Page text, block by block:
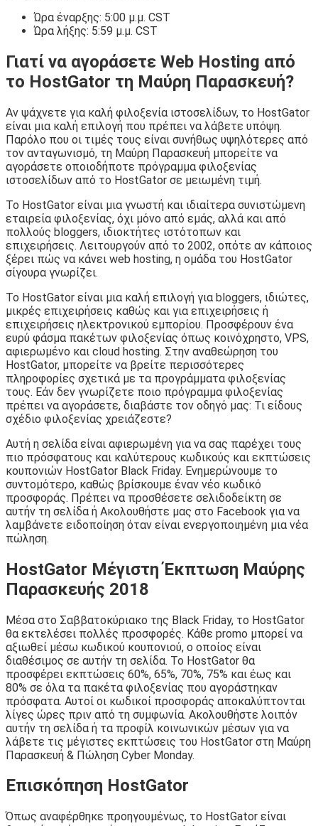
Ώρα έναρξης: 5:00 μ.μ. CST
Ώρα λήξης: 5:59 μ.μ. CST
Γιατί να αγοράσετε Web Hosting από
το HostGator τη Μαύρη Παρασκευή?
Αν ψάχνετε για καλή φιλοξενία ιστοσελίδων, το HostGator
είναι μια καλή επιλογή που πρέπει να λάβετε υπόψη.
Παρόλο που οι τιμές τους είναι συνήθως υψηλότερες από
τον ανταγωνισμό, τη Μαύρη Παρασκευή μπορείτε να
αγοράσετε οποιοδήποτε πρόγραμμα φιλοξενίας
ιστοσελίδων από το HostGator σε μειωμένη τιμή.
Το HostGator είναι μια γνωστή και ιδιαίτερα συνιστώμενη
εταιρεία φιλοξενίας, όχι μόνο από εμάς, αλλά και από
πολλούς bloggers, ιδιοκτήτες ιστότοπων και
επιχειρήσεις. Λειτουργούν από το 2002, οπότε αν κάποιος
ξέρει πώς να κάνει web hosting, η ομάδα του HostGator
σίγουρα γνωρίζει.
Το HostGator είναι μια καλή επιλογή για bloggers, ιδιώτες,
μικρές επιχειρήσεις καθώς και για επιχειρήσεις ή
επιχειρήσεις ηλεκτρονικού εμπορίου. Προσφέρουν ένα
ευρύ φάσμα πακέτων φιλοξενίας όπως κοινόχρηστο, VPS,
αφιερωμένο και cloud hosting. Στην αναθεώρηση του
HostGator, μπορείτε να βρείτε περισσότερες
πληροφορίες σχετικά με τα προγράμματα φιλοξενίας
τους. Εάν δεν γνωρίζετε ποιο πρόγραμμα φιλοξενίας
πρέπει να αγοράσετε, διαβάστε τον οδηγό μας: Τι είδους
σχέδιο φιλοξενίας χρειάζεστε?
Αυτή η σελίδα είναι αφιερωμένη για να σας παρέχει τους
πιο πρόσφατους και καλύτερους κωδικούς και εκπτώσεις
κουπονιών HostGator Black Friday. Ενημερώνουμε το
συντομότερο, καθώς βρίσκουμε έναν νέο κωδικό
προσφοράς. Πρέπει να προσθέσετε σελιδοδείκτη σε
αυτήν τη σελίδα ή Ακολουθήστε μας στο Facebook για να
λαμβάνετε ειδοποίηση όταν είναι ενεργοποιημένη μια νέα
πώληση.
HostGator Μέγιστη Έκπτωση Μαύρης
Παρασκευής 2018
Μέσα στο Σαββατοκύριακο της Black Friday, το HostGator
θα εκτελέσει πολλές προσφορές. Κάθε promo μπορεί να
αξιωθεί μέσω κωδικού κουπονιού, ο οποίος είναι
διαθέσιμος σε αυτήν τη σελίδα. Το HostGator θα
προσφέρει εκπτώσεις 60%, 65%, 70%, 75% και έως και
80% σε όλα τα πακέτα φιλοξενίας που αγοράστηκαν
πρόσφατα. Αυτοί οι κωδικοί προσφοράς αποκαλύπτονται
λίγες ώρες πριν από τη συμφωνία. Ακολουθήστε λοιπόν
αυτήν τη σελίδα ή τα προφίλ κοινωνικών μέσων για να
λάβετε τις μέγιστες εκπτώσεις του HostGator στη Μαύρη
Παρασκευή & Πώληση Cyber ​​Monday.
Επισκόπηση HostGator
Όπως αναφέρθηκε προηγουμένως, το HostGator είναι